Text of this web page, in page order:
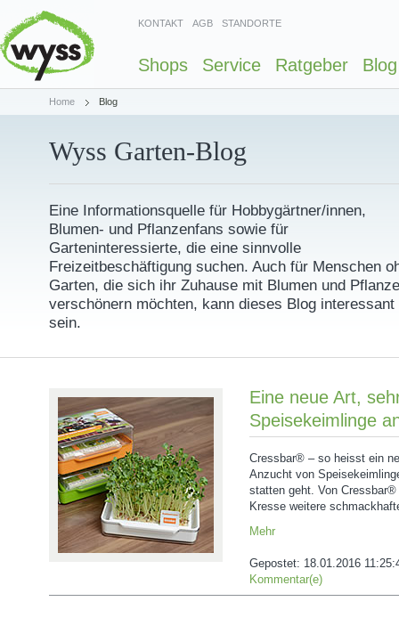
KONTAKT AGB STANDORTE
Shops Service Ratgeber Blog
Home Blog
Wyss Garten-Blog
Eine Informationsquelle für Hobbygärtner/innen,
Blumen- und Pflanzenfans sowie für
Garteninteressierte, die eine sinnvolle
Freizeitbeschäftigung suchen. Auch für Menschen
Garten, die sich ihr Zuhause mit Blumen und
verschönern möchten, kann dieses Blog interessant
sein.
Eine neue Art,
Speisekeimlinge
Cressbar® ‒ so heisst ein
Anzucht von
statten geht. Von
Kresse weitere
Mehr
Gepostet: 18.01.2016
Kommentar(e)